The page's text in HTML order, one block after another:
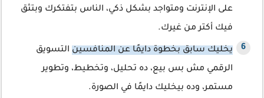
على الإنترنت ومتواجد بشكل ذكي، الناس بتفتكرك وبتثق
فيك أكتر من غيرك.
يخليك سابق بخطوة دايمًا عن المنافسين التسويق
الرقمي مش بس بيع، ده تحليل، وتخطيط، وتطوير
مستمر، وده بيخليك دايمًا في الصورة.